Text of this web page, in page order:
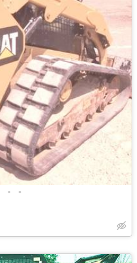
• •